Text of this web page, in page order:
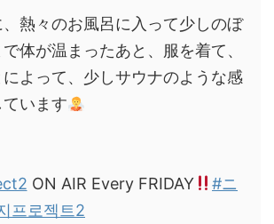
熱々のお風呂に入って少しのぼ
体が温まったあと、服を着て、
よって、少しサウナのような感
ています
ON AIR Every FRIDAY
#ニ
프로젝트2